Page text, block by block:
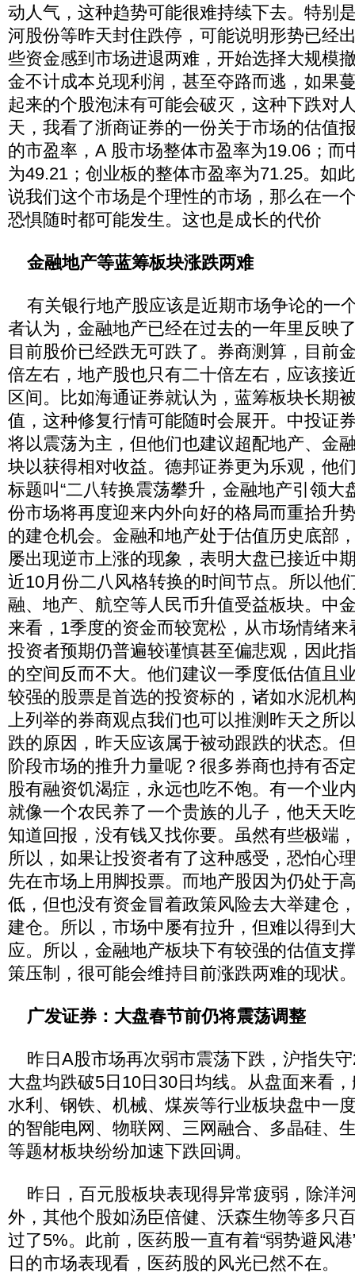
动人气，这种趋势可能很难持续下去。特别
河股份等昨天封住跌停，可能说明形势已经
些资金感到市场进退两难，开始选择大规模
金不计成本兑现利润，甚至夺路而逃，如果
起来的个股泡沫有可能会破灭，这种下跌对
天，我看了浙商证券的一份关于市场的估值
的市盈率，A 股市场整体市盈率为19.06；而
为49.21；创业板的整体市盈率为71.25。如
说我们这个市场是个理性的市场，那么在一
恐惧随时都可能发生。这也是成长的代价
金融地产等蓝筹板块涨跌两难
有关银行地产股应该是近期市场争论的一
者认为，金融地产已经在过去的一年里反映
目前股价已经跌无可跌了。券商测算，目前
倍左右，地产股也只有二十倍左右，应该接
区间。比如海通证券就认为，蓝筹板块长期
值，这种修复行情可能随时会展开。中投证
将以震荡为主，但他们也建议超配地产、金
块以获得相对收益。德邦证券更为乐观，他
标题叫“二八转换震荡攀升，金融地产引领大
份市场将再度迎来内外向好的格局而重拾升
的建仓机会。金融和地产处于估值历史底部
屡出现逆市上涨的现象，表明大盘已接近中
近10月份二八风格转换的时间节点。所以他
融、地产、航空等人民币升值受益板块。中
来看，1季度的资金而较宽松，从市场情绪
投资者预期仍普遍较谨慎甚至偏悲观，因此
的空间反而不大。他们建议一季度低估值且
较强的股票是首选的投资标的，诸如水泥机
上列举的券商观点我们也可以推测昨天之所
跌的原因，昨天应该属于被动跟跌的状态。
阶段市场的推升力量呢？很多券商也持有否
股有融资饥渴症，永远也吃不饱。有一个业
就像一个农民养了一个贵族的儿子，他天天
知道回报，没有钱又找你要。虽然有些极端
所以，如果让投资者有了这种感受，恐怕心
先在市场上用脚投票。而地产股因为仍处于
低，但也没有资金冒着政策风险去大举建仓
建仓。所以，市场中屡有拉升，但难以得到
应。所以，金融地产板块下有较强的估值支
策压制，很可能会维持目前涨跌两难的现状
广发证券：大盘春节前仍将震荡调整
昨日A股市场再次弱市震荡下跌，沪指失
大盘均跌破5日10日30日均线。从盘面来看
水利、钢铁、机械、煤炭等行业板块盘中一
的智能电网、物联网、三网融合、多晶硅、
等题材板块纷纷加速下跌回调。
昨日，百元股板块表现得异常疲弱，除洋
外，其他个股如汤臣倍健、沃森生物等多只
过了5%。此前，医药股一直有着“弱势避风
日的市场表现看，医药股的风光已然不在。